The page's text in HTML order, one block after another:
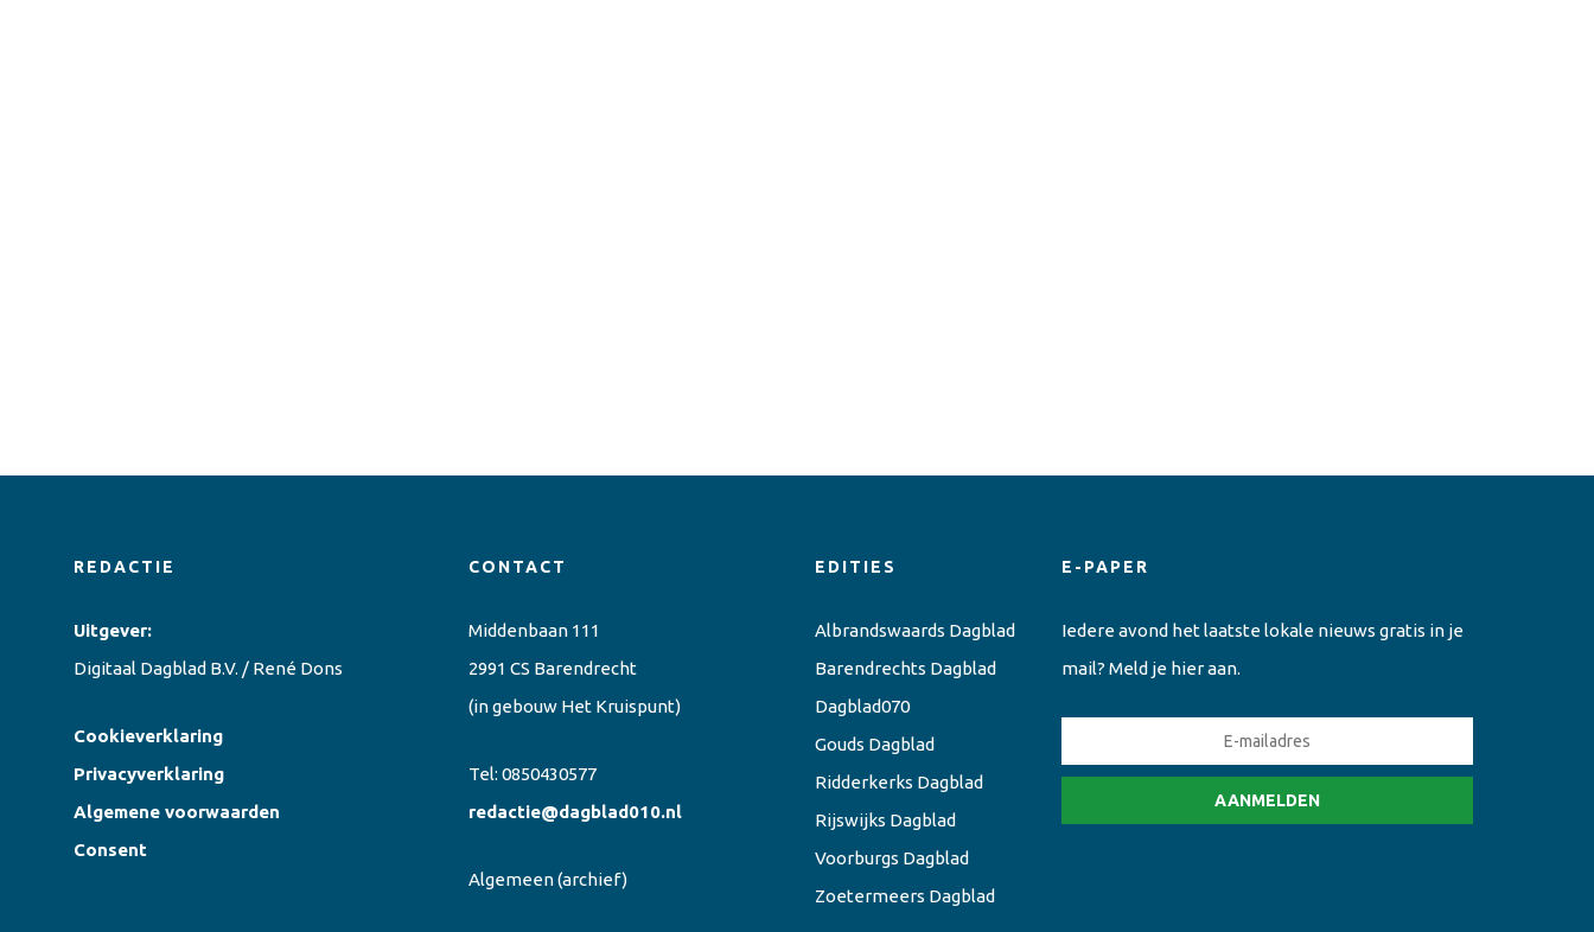
REDACTIE
Uitgever:
Digitaal Dagblad B.V. / René Dons
Cookieverklaring
Privacyverklaring
Algemene voorwaarden
Consent
CONTACT
Middenbaan 111
2991 CS Barendrecht
(in gebouw Het Kruispunt)
Tel: 0850430577
redactie@dagblad010.nl
Algemeen(archief)
EDITIES
Albrandswaards Dagblad
Barendrechts Dagblad
Dagblad070
Gouds Dagblad
Ridderkerks Dagblad
Rijswijks Dagblad
Voorburgs Dagblad
Zoetermeers Dagblad
E-PAPER
Iedere avond het laatste lokale nieuws gratis in je
mail? Meld je hier aan.